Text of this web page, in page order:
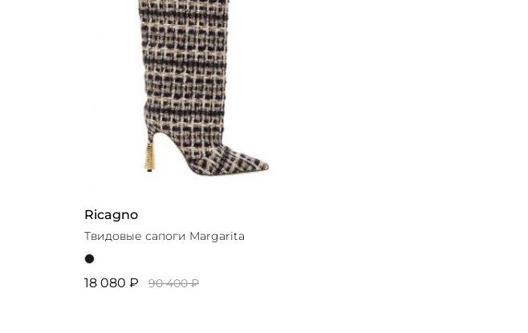
Ricagno
Твидовые сапоги Margarita
18 080 ₽ 90 400 ₽